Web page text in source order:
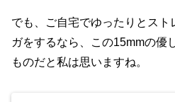
でも、ご自宅でゆったりとスト
ガをするなら、この15mmの優
ものだと私は思いますね。